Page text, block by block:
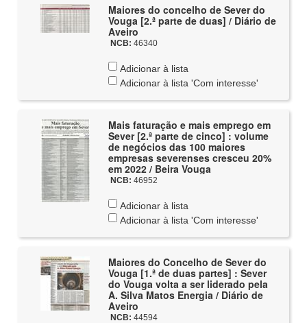
Maiores do concelho de Sever do
Vouga [2.ª parte de duas] / Diário de
Aveiro
NCB: 46340
Adicionar à lista
Adicionar à lista 'Com interesse'
Mais faturação e mais emprego em
Sever [2.ª parte de cinco] : volume
de negócios das 100 maiores
empresas severenses cresceu 20%
em 2022 / Beira Vouga
NCB: 46952
Adicionar à lista
Adicionar à lista 'Com interesse'
Maiores do Concelho de Sever do
Vouga [1.ª de duas partes] : Sever
do Vouga volta a ser liderado pela
A. Silva Matos Energia / Diário de
Aveiro
NCB: 44594